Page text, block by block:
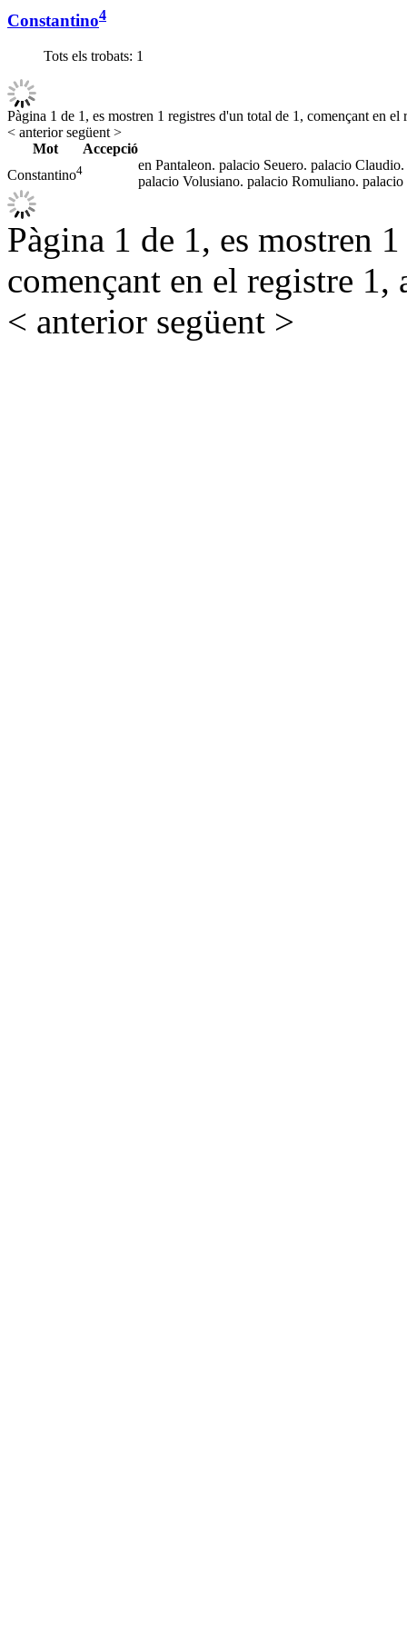
Constantino4
Tots els trobats: 1
Pàgina 1 de 1, es mostren 1 registres d'un total de 1, començant en el
< anteriorsegüent >
Mot
Accepció
Constantino4
en Pantaleon. palacio Seuero. palacio
palacio Volusiano. palacio Romuliano. palacio
Pàgina 1 de 1, es mostren
començant en el registre 1,
< anterior següent >